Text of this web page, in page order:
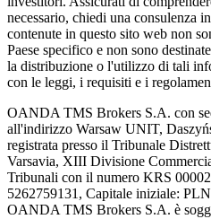
necessario, chiedi una consulenza
contenute in questo sito web non
Paese specifico e non sono
la distribuzione o l'utilizzo di tali
con le leggi, i requisiti e i
OANDA TMS Brokers S.A. con
all'indirizzo Warsaw UNIT,
registrata presso il Tribunale
Varsavia, XIII Divisione
Tribunali con il numero KRS
5262759131, Capitale iniziale:
OANDA TMS Brokers S.A. è